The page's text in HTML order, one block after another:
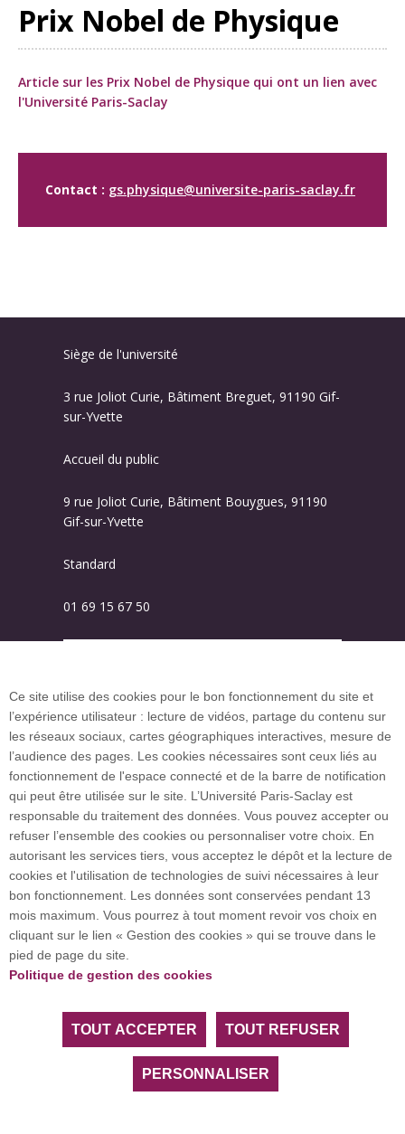
Prix Nobel de Physique
Article sur les Prix Nobel de Physique qui ont un lien avec
l'Université Paris-Saclay
Contact : gs.physique@universite-paris-saclay.fr
Siège de l'université
3 rue Joliot Curie, Bâtiment Breguet, 91190 Gif-
sur-Yvette
Accueil du public
9 rue Joliot Curie, Bâtiment Bouygues, 91190
Gif-sur-Yvette
Standard
01 69 15 67 50
Plan du site
Investissement d’avenir (CGI)
Accueil des publics internationaux
L’Université Paris-Saclay coordonne l'Alliance
européenne EUGLOH et est membre des réseaux
européens et internationaux CESAER, EUA, EUF,
Tous droits réservés Université Paris-Saclay
Accessibilité :partiellement conforme
Ce site utilise des cookies pour le bon fonctionnement du site et
l’expérience utilisateur : lecture de vidéos, partage du contenu sur
les réseaux sociaux, cartes géographiques interactives, mesure de
l’audience des pages. Les cookies nécessaires sont ceux liés au
fonctionnement de l'espace connecté et de la barre de notification
qui peut être utilisée sur le site. L’Université Paris-Saclay est
responsable du traitement des données. Vous pouvez accepter ou
refuser l’ensemble des cookies ou personnaliser votre choix. En
autorisant les services tiers, vous acceptez le dépôt et la lecture de
cookies et l'utilisation de technologies de suivi nécessaires à leur
bon fonctionnement. Les données sont conservées pendant 13
mois maximum. Vous pourrez à tout moment revoir vos choix en
cliquant sur le lien « Gestion des cookies » qui se trouve dans le
pied de page du site.
Politique de gestion des cookies
TOUT ACCEPTER TOUT REFUSER
PERSONNALISER